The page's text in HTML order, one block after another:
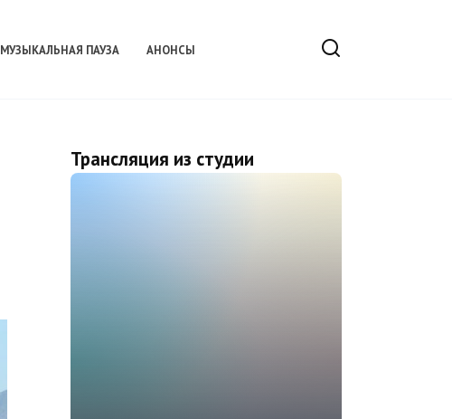
МУЗЫКАЛЬНАЯ ПАУЗА АНОНСЫ
Трансляция из студии